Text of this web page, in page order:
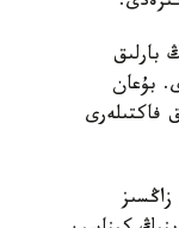
بارلىق
بۇعان
فاكتىلەرى
زاڭسىز